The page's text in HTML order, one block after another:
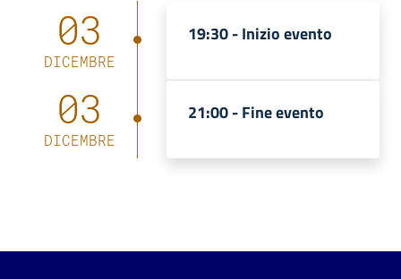
03
DICEMBRE
19:30 -Inizio evento
03
DICEMBRE
21:00 -Fine evento